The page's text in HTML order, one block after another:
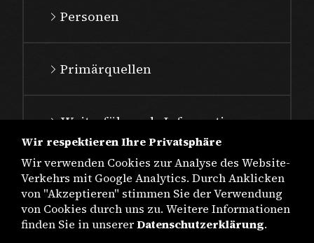
Personen
Primärquellen
Weiterführende Informationen
Wir respektieren Ihre Privatsphäre
Wir verwenden Cookies zur Analyse des Website-
Verkehrs mit Google Analytics. Durch Anklicken
von "Akzeptieren" stimmen Sie der Verwendung
von Cookies durch uns zu. Weitere Informationen
finden Sie in unsererDatenschutzerklärung.